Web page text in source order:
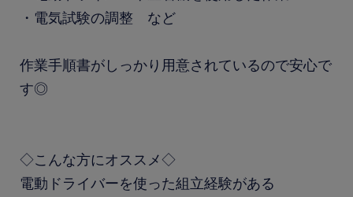
・電気試験の調整 など
作業手順書がしっかり用意されているので安心で
す◎
◇こんな方にオススメ◇
電動ドライバーを使った組立経験がある